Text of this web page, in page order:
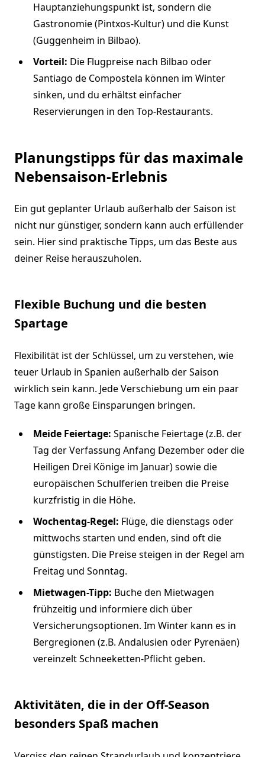
Hauptanziehungspunkt ist, sondern die
Gastronomie (Pintxos-Kultur) und die Kunst
(Guggenheim in Bilbao).
Vorteil: Die Flugpreise nach Bilbao oder
Santiago de Compostela können im Winter
sinken, und du erhältst einfacher
Reservierungen in den Top-Restaurants.
Planungstipps für das maximale
Nebensaison-Erlebnis
Ein gut geplanter Urlaub außerhalb der Saison ist
nicht nur günstiger, sondern kann auch erfüllender
sein. Hier sind praktische Tipps, um das Beste aus
deiner Reise herauszuholen.
Flexible Buchung und die besten
Spartage
Flexibilität ist der Schlüssel, um zu verstehen, wie
teuer Urlaub in Spanien außerhalb der Saison
wirklich sein kann. Jede Verschiebung um ein paar
Tage kann große Einsparungen bringen.
Meide Feiertage: Spanische Feiertage (z.B. der
Tag der Verfassung Anfang Dezember oder die
Heiligen Drei Könige im Januar) sowie die
europäischen Schulferien treiben die Preise
kurzfristig in die Höhe.
Wochentag-Regel: Flüge, die dienstags oder
mittwochs starten und enden, sind oft die
günstigsten. Die Preise steigen in der Regel am
Freitag und Sonntag.
Mietwagen-Tipp: Buche den Mietwagen
frühzeitig und informiere dich über
Versicherungsoptionen. Im Winter kann es in
Bergregionen (z.B. Andalusien oder Pyrenäen)
vereinzelt Schneeketten-Pflicht geben.
Aktivitäten, die in der Off-Season
besonders Spaß machen